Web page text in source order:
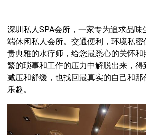
深圳私人SPA会所，一家专为追求品味
端休闲私人会所。交通便利，环境私
贵典雅的水疗师，给您最悉心的关怀
繁的琐事和工作的压力中解脱出来，
减压和舒缓，也找回最真实的自己和
乐趣。